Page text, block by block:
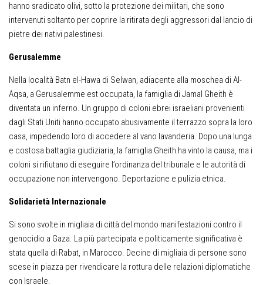
hanno sradicato olivi, sotto la protezione dei militari, che sono
intervenuti soltanto per coprire la ritirata degli aggressori dal lancio di
pietre dei nativi palestinesi.
Gerusalemme
Nella località Batn el-Hawa di Selwan, adiacente alla moschea di Al-
Aqsa, a Gerusalemme est occupata, la famiglia di Jamal Gheith è
diventata un inferno. Un gruppo di coloni ebrei israeliani provenienti
dagli Stati Uniti hanno occupato abusivamente il terrazzo sopra la loro
casa, impedendo loro di accedere al vano lavanderia. Dopo una lunga
e costosa battaglia giudiziaria, la famiglia Gheith ha vinto la causa, ma i
coloni si rifiutano di eseguire l’ordinanza del tribunale e le autorità di
occupazione non intervengono. Deportazione e pulizia etnica.
Solidarietà Internazionale
Si sono svolte in migliaia di città del mondo manifestazioni contro il
genocidio a Gaza. La più partecipata e politicamente significativa è
stata quella di Rabat, in Marocco. Decine di migliaia di persone sono
scese in piazza per rivendicare la rottura delle relazioni diplomatiche
con Israele.